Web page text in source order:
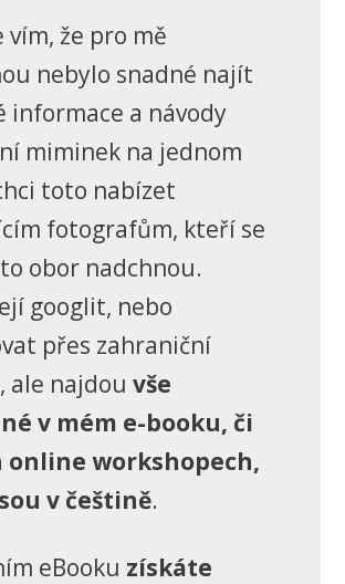
vím, že pro mě
nebylo snadné najít
informace a návody
miminek na jednom
toto nabízet
fotografům, kteří se
obor nadchnou.
googlit, nebo
přes zahraniční
ale najdou vše
v mém e-booku, či
online workshopech,
v češtině.
eBooku získáte